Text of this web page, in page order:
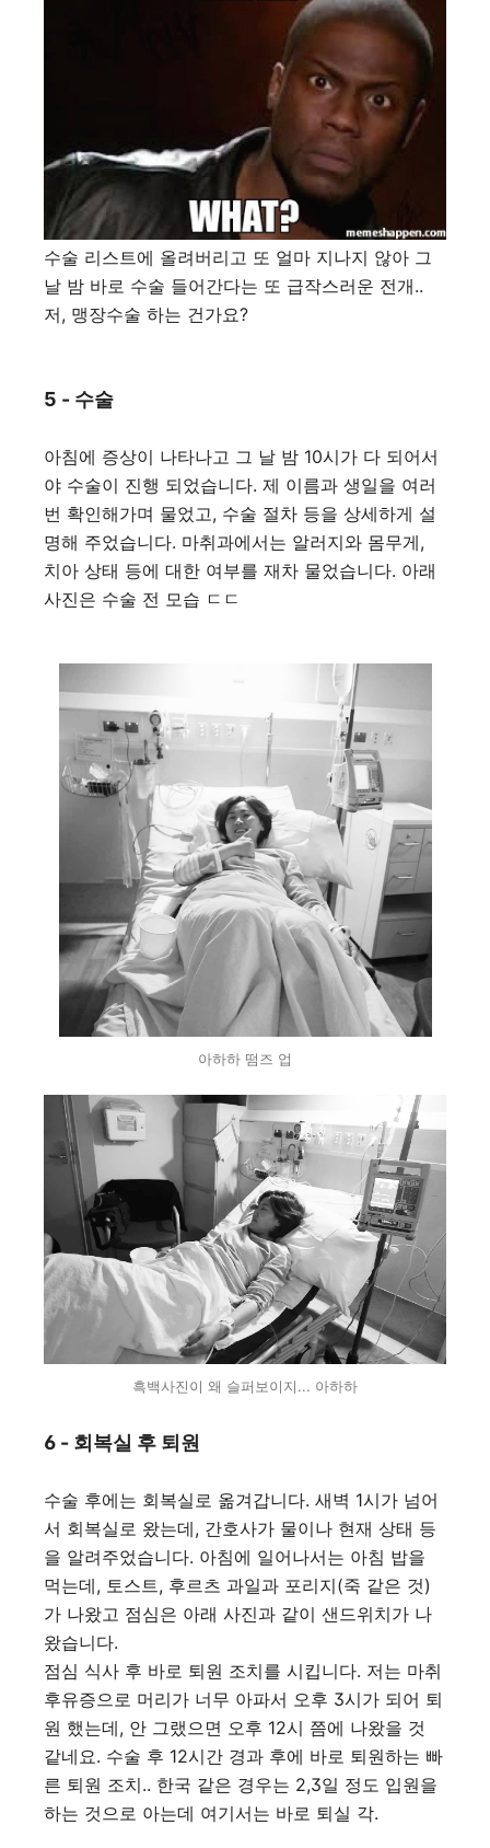
수술 리스트에 올려버리고 또 얼마 지나지 않아 그
날 밤 바로 수술 들어간다는 또 급작스러운 전개..
저, 맹장수술 하는 건가요?
5 - 수술
아침에 증상이 나타나고 그 날 밤 10시가 다 되어서
야 수술이 진행 되었습니다. 제 이름과 생일을 여러
번 확인해가며 물었고, 수술 절차 등을 상세하게 설
명해 주었습니다. 마취과에서는 알러지와 몸무게,
치아 상태 등에 대한 여부를 재차 물었습니다. 아래
사진은 수술 전 모습 ㄷㄷ
아하하 떰즈 업
흑백사진이 왜 슬퍼보이지... 아하하
6 - 회복실 후 퇴원
수술 후에는 회복실로 옮겨갑니다. 새벽 1시가 넘어
서 회복실로 왔는데, 간호사가 물이나 현재 상태 등
을 알려주었습니다. 아침에 일어나서는 아침 밥을
먹는데, 토스트, 후르츠 과일과 포리지(죽 같은 것)
가 나왔고 점심은 아래 사진과 같이 샌드위치가 나
왔습니다.
점심 식사 후 바로 퇴원 조치를 시킵니다. 저는 마취
후유증으로 머리가 너무 아파서 오후 3시가 되어 퇴
원 했는데, 안 그랬으면 오후 12시 쯤에 나왔을 것
같네요. 수술 후 12시간 경과 후에 바로 퇴원하는 빠
른 퇴원 조치.. 한국 같은 경우는 2,3일 정도 입원을
하는 것으로 아는데 여기서는 바로 퇴실 각.